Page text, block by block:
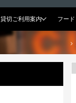
貸切ご利用案内 フード